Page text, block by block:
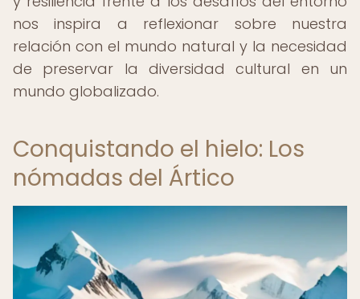
nos inspira a reflexionar sobre nuestra
relación con el mundo natural y la necesidad
de preservar la diversidad cultural en un
mundo globalizado.
Conquistando el hielo: Los
nómadas del Ártico